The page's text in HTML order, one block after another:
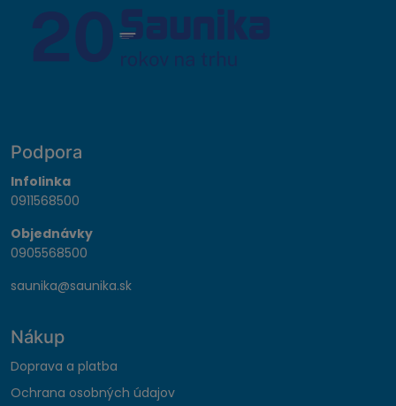
Podpora
Infolinka
0911568500
Objednávky
0905568500
saunika@saunika.sk
Nákup
Doprava a platba
Ochrana osobných údajov